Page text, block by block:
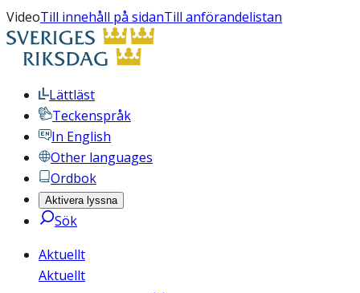
VideoTill innehåll på sidanTill anförandelistan
Lättläst
Teckenspråk
In English
Other languages
Ordbok
Aktivera lyssna
Sök
Aktuellt
Aktuellt